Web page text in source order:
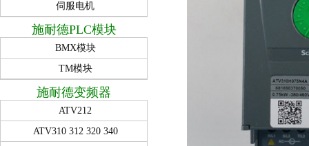
伺服电机
施耐德PLC模块
BMX模块
TM模块
施耐德变频器
ATV212
ATV310 312 320 340